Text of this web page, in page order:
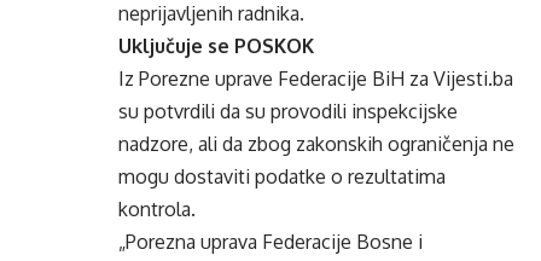
neprijavljenih radnika.
Uključuje se POSKOK
Iz Porezne uprave Federacije BiH za Vijesti.ba
su potvrdili da su provodili inspekcijske
nadzore, ali da zbog zakonskih ograničenja ne
mogu dostaviti podatke o rezultatima
kontrola.
„Porezna uprava Federacije Bosne i